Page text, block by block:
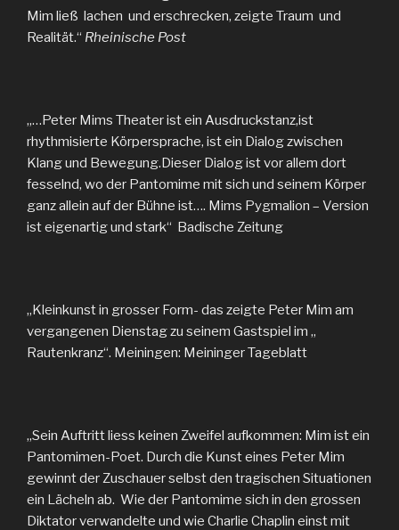
Mim ließ lachen und erschrecken, zeigte Traum und
Realität.“ Rheinische Post
„…Peter Mims Theater ist ein Ausdruckstanz,ist
rhythmisierte Körpersprache, ist ein Dialog zwischen
Klang und Bewegung.Dieser Dialog ist vor allem dort
fesselnd, wo der Pantomime mit sich und seinem Körper
ganz allein auf der Bühne ist…. Mims Pygmalion – Version
ist eigenartig und stark“ Badische Zeitung
„Kleinkunst in grosser Form- das zeigte Peter Mim am
vergangenen Dienstag zu seinem Gastspiel im „
Rautenkranz“. Meiningen: Meininger Tageblatt
„Sein Auftritt liess keinen Zweifel aufkommen: Mim ist ein
Pantomimen-Poet. Durch die Kunst eines Peter Mim
gewinnt der Zuschauer selbst den tragischen Situationen
ein Lächeln ab. Wie der Pantomime sich in den grossen
Diktator verwandelte und wie Charlie Chaplin einst mit